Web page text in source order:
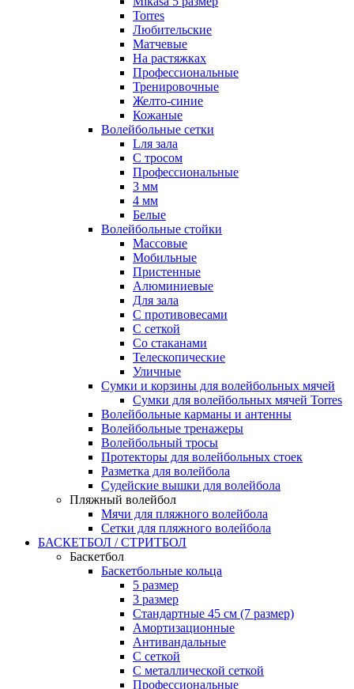
Torres
Любительские
Матчевые
На растяжках
Профессиональные
Тренировочные
Желто-синие
Кожаные
Волейбольные сетки
Lля зала
C тросом
Профессиональные
3 мм
4 мм
Белые
Волейбольные стойки
Массовые
Мобильные
Пристенные
Алюминиевые
Для зала
С противовесами
С сеткой
Со стаканами
Телескопические
Уличные
Сумки и корзины для волейбольных мячей
Сумки для волейбольных мячей Torres
Волейбольные карманы и антенны
Волейбольные тренажеры
Волейбольный тросы
Протекторы для волейбольных стоек
Разметка для волейбола
Судейские вышки для волейбола
Пляжный волейбол
Мячи для пляжного волейбола
Сетки для пляжного волейбола
БАСКЕТБОЛ / СТРИТБОЛ
Баскетбол
Баскетбольные кольца
5 размер
3 размер
Стандартные 45 см (7 размер)
Амортизационные
Антивандальные
С сеткой
С металлической сеткой
Профессиональные